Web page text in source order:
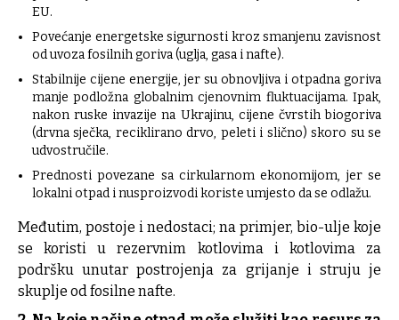
EU.
Povećanje energetske sigurnosti kroz smanjenu zavisnost
od uvoza fosilnih goriva (uglja, gasa i nafte).
Stabilnije cijene energije, jer su obnovljiva i otpadna goriva
manje podložna globalnim cjenovnim fluktuacijama. Ipak,
nakon ruske invazije na Ukrajinu, cijene čvrstih biogoriva
(drvna sječka, reciklirano drvo, peleti i slično) skoro su se
udvostručile.
Prednosti povezane sa cirkularnom ekonomijom, jer se
lokalni otpad i nusproizvodi koriste umjesto da se odlažu.
Međutim, postoje i nedostaci; na primjer, bio-ulje koje
se koristi u rezervnim kotlovima i kotlovima za
podršku unutar postrojenja za grijanje i struju je
skuplje od fosilne nafte.